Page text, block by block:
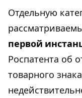
Отдельную
первой
Роспатента об
товарного